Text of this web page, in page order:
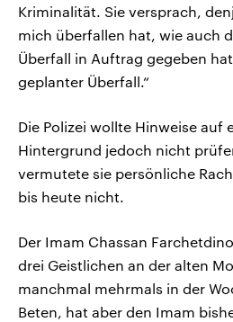
Kriminalität. Sie versprach,
mich überfallen hat, wie auch
Überfall in Auftrag gegeben
geplanter Überfall.“
Die Polizei wollte Hinweise auf
Hintergrund jedoch nicht
vermutete sie persönliche
bis heute nicht.
Der Imam Chassan
drei Geistlichen an der alten
manchmal mehrmals in der
Beten, hat aber den Imam